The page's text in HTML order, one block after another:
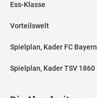
Ess-Klasse
Vorteilswelt
Spielplan, Kader FC Bayern
Spielplan, Kader TSV 1860